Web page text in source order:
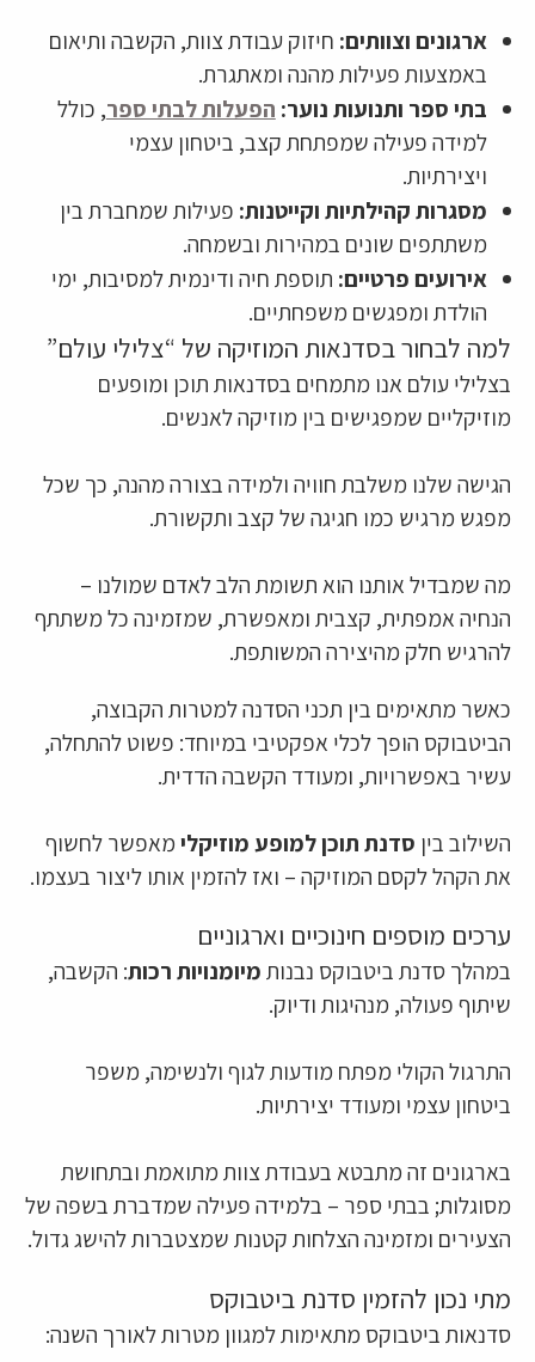
ארגונים וצוותים: חיזוק עבודת צוות, הקשבה ותיאום
באמצעות פעילות מהנה ומאתגרת.
בתי ספר ותנועות נוער: הפעלות לבתי ספר, כולל
למידה פעילה שמפתחת קצב, ביטחון עצמי
ויצירתיות.
מסגרות קהילתיות וקייטנות: פעילות שמחברת בין
משתתפים שונים במהירות ובשמחה.
אירועים פרטיים: תוספת חיה ודינמית למסיבות, ימי
הולדת ומפגשים משפחתיים.
למה לבחור בסדנאות המוזיקה של “צלילי עולם”
בצלילי עולם אנו מתמחים בסדנאות תוכן ומופעים
מוזיקליים שמפגישים בין מוזיקה לאנשים.
הגישה שלנו משלבת חוויה ולמידה בצורה מהנה, כך שכל
מפגש מרגיש כמו חגיגה של קצב ותקשורת.
מה שמבדיל אותנו הוא תשומת הלב לאדם שמולנו –
הנחיה אמפתית, קצבית ומאפשרת, שמזמינה כל משתתף
להרגיש חלק מהיצירה המשותפת.
כאשר מתאימים בין תכני הסדנה למטרות הקבוצה,
הביטבוקס הופך לכלי אפקטיבי במיוחד: פשוט להתחלה,
עשיר באפשרויות, ומעודד הקשבה הדדית.
השילוב בין סדנת תוכן למופע מוזיקלימאפשר לחשוף
את הקהל לקסם המוזיקה – ואז להזמין אותו ליצור בעצמו.
ערכים מוספים חינוכיים וארגוניים
במהלך סדנת ביטבוקס נבנותמיומנויות רכות: הקשבה,
שיתוף פעולה, מנהיגות ודיוק.
התרגול הקולי מפתח מודעות לגוף ולנשימה, משפר
ביטחון עצמי ומעודד יצירתיות.
בארגונים זה מתבטא בעבודת צוות מתואמת ובתחושת
מסוגלות; בבתי ספר – בלמידה פעילה שמדברת בשפה של
הצעירים ומזמינה הצלחות קטנות שמצטברות להישג גדול.
מתי נכון להזמין סדנת ביטבוקס
סדנאות ביטבוקס מתאימות למגוון מטרות לאורך השנה: